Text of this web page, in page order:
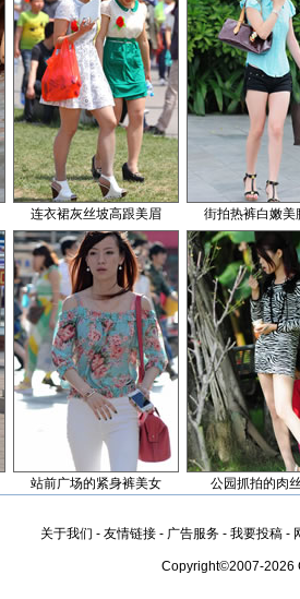
连衣裙灰丝坡高跟美眉 街拍热裤白嫩美
站前广场的紧身裤美女 公园抓拍的肉
关于我们 - 友情链接 - 广告服务 - 我要投稿 -
Copyright©2007-2026